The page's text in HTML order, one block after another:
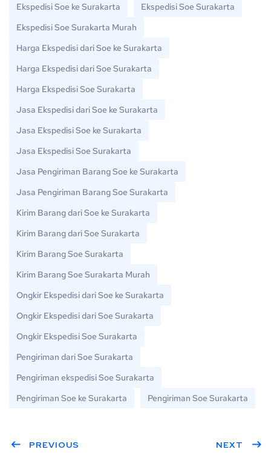
Ekspedisi Soe ke Surakarta
Ekspedisi Soe Surakarta
Ekspedisi Soe Surakarta Murah
Harga Ekspedisi dari Soe ke Surakarta
Harga Ekspedisi dari Soe Surakarta
Harga Ekspedisi Soe Surakarta
Jasa Ekspedisi dari Soe ke Surakarta
Jasa Ekspedisi Soe ke Surakarta
Jasa Ekspedisi Soe Surakarta
Jasa Pengiriman Barang Soe ke Surakarta
Jasa Pengiriman Barang Soe Surakarta
Kirim Barang dari Soe ke Surakarta
Kirim Barang dari Soe Surakarta
Kirim Barang Soe Surakarta
Kirim Barang Soe Surakarta Murah
Ongkir Ekspedisi dari Soe ke Surakarta
Ongkir Ekspedisi dari Soe Surakarta
Ongkir Ekspedisi Soe Surakarta
Pengiriman dari Soe Surakarta
Pengiriman ekspedisi Soe Surakarta
Pengiriman Soe ke Surakarta
Pengiriman Soe Surakarta
PREVIOUS NEXT